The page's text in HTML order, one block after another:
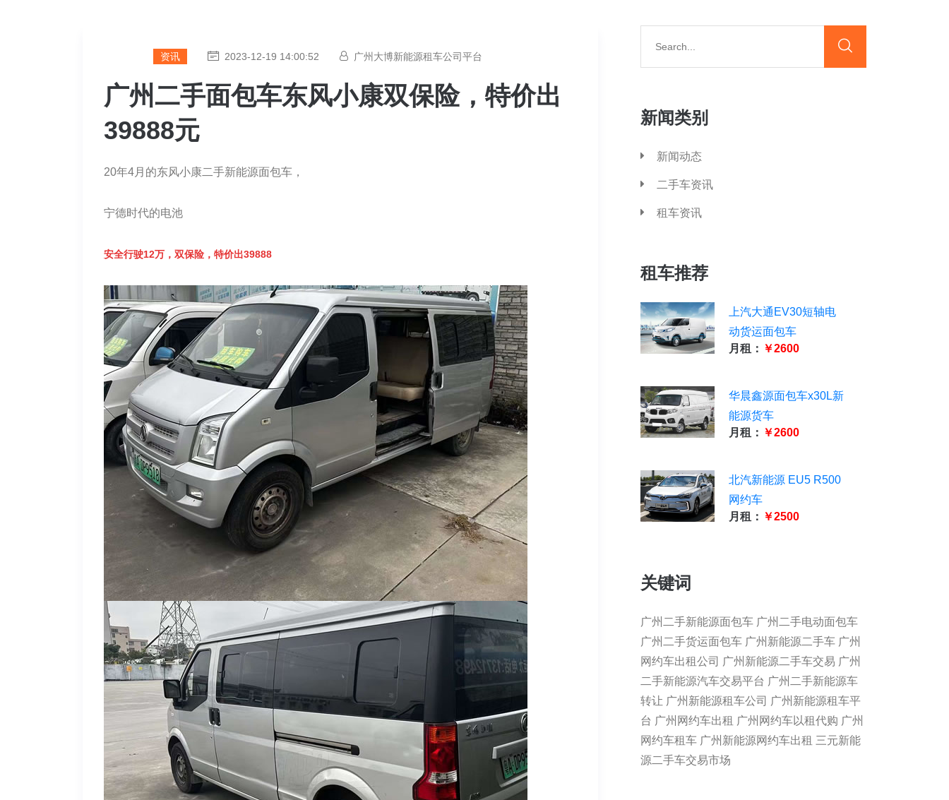
资讯 2023-12-19 14:00:52 广州大博新能源租车公司平台
广州二手面包车东风小康双保险，特价出
39888元
20年4月的东风小康二手新能源面包车，
宁德时代的电池
安全行驶12万，双保险，特价出39888
新闻类别
新闻动态
二手车资讯
租车资讯
租车推荐
上汽大通EV30短轴电
动货运面包车
月租： ￥2600
华晨鑫源面包车x30L新
能源货车
月租： ￥2600
北汽新能源 EU5 R500
网约车
月租： ￥2500
关键词
广州二手新能源面包车 广州二手电动面包车
广州二手货运面包车 广州新能源二手车 广州
网约车出租公司 广州新能源二手车交易 广州
二手新能源汽车交易平台 广州二手新能源车
转让 广州新能源租车公司 广州新能源租车平
台 广州网约车出租 广州网约车以租代购 广州
网约车租车 广州新能源网约车出租 三元新能
源二手车交易市场